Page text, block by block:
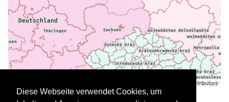
contributors
Daten werden geladen
Diese Webseite verwendet Cookies, um